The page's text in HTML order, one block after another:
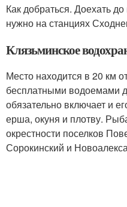
Как добраться. Доехать
нужно на станциях
Клязьминское
Место находится в 20 км
бесплатными водоемами
обязательно включает и
ерша, окуня и плотву.
окрестности поселков
Сорокинский и